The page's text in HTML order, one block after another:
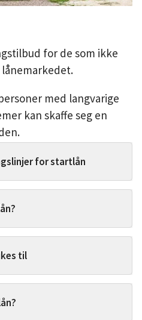
for de som ikke
med langvarige
kan skaffe seg en
for startlån
til